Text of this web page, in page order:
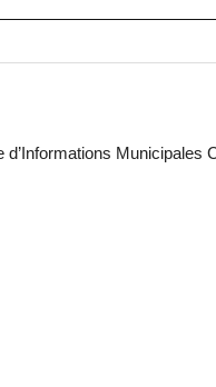
Municipales